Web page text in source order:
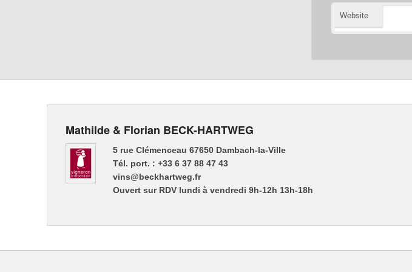
Website
Mathilde & Florian BECK-HARTWEG
5 rue Clémenceau 67650 Dambach-la-Ville
Tél. port. : +33 6 37 88 47 43
vins@beckhartweg.fr
Ouvert sur RDV lundi à vendredi 9h-12h 13h-18h